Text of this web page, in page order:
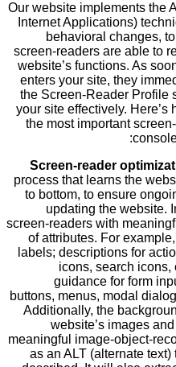
Our website implements the
Internet Applications)
behavioral changes,
screen-readers are able to
website’s functions. As
enters your site, they
the Screen-Reader Profile
your site effectively.
the most important
Screen-reader
process that learns the
to bottom, to ensure
updating the website.
screen-readers with
of attributes. For
labels; descriptions for
icons, search icons,
guidance for form
buttons, menus, modal
Additionally, the
website’s images
meaningful image-object-
as an ALT (alternate